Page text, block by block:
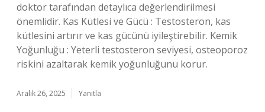
doktor tarafından detaylıca değerlendirilmesi
önemlidir. Kas Kütlesi ve Gücü : Testosteron, kas
kütlesini artırır ve kas gücünü iyileştirebilir. Kemik
Yoğunluğu : Yeterli testosteron seviyesi, osteoporoz
riskini azaltarak kemik yoğunluğunu korur.
Aralık 26, 2025 Yanıtla